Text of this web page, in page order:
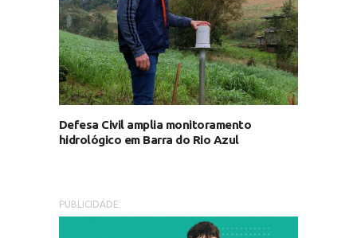
Defesa Civil amplia monitoramento
hidrológico em Barra do Rio Azul
PUBLICIDADE